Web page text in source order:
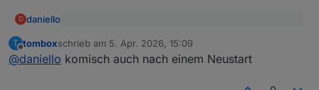
D daniello
@danielloinstallier nochmal
Nur drübergebügelt:
T
Offline
tomboxschrieb am 5. Apr. 2026, 15:09
zuletzt editiert von
@daniello komisch auch nach einem Neustart